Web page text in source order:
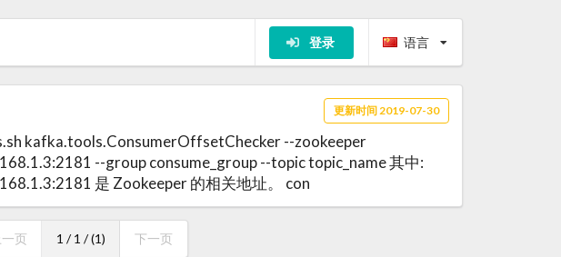
登录 语言
更新时间 2019-07-30
kafka.tools.ConsumerOffsetChecker --zookeeper
--group consume_group --topic topic_name 其中:
是 Zookeeper 的相关地址。 con
一页 1 / 1 / (1) 下一页